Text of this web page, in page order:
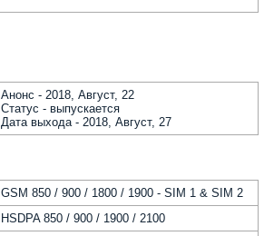
Анонс - 2018, Август, 22
Статус - выпускается
Дата выхода - 2018, Август, 27
GSM 850 / 900 / 1800 / 1900 - SIM 1 & SIM 2
HSDPA 850 / 900 / 1900 / 2100